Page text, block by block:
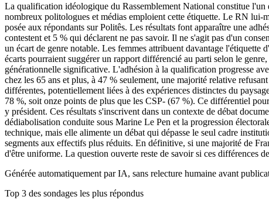
La qualification idéologique du Rassemblement National constitue
nombreux politologues et médias emploient cette étiquette. Le RN lui-
posée aux répondants sur Politês. Les résultats font apparaître une
contestent et 5 % qui déclarent ne pas savoir. Il ne s'agit pas d'un
un écart de genre notable. Les femmes attribuent davantage
écarts pourraient suggérer un rapport différencié au parti selon le
générationnelle significative. L'adhésion à la qualification progresse
chez les 65 ans et plus, à 47 % seulement, une majorité relative
différentes, potentiellement liées à des expériences distinctes du
78 %, soit onze points de plus que les CSP- (67 %). Ce différentiel
y président. Ces résultats s'inscrivent dans un contexte de débat
dédiabolisation conduite sous Marine Le Pen et la progression
technique, mais elle alimente un débat qui dépasse le seul cadre
segments aux effectifs plus réduits. En définitive, si une majorité de
d'être uniforme. La question ouverte reste de savoir si ces différences
Générée automatiquement par IA, sans relecture humaine avant
Top 3 des sondages les plus répondus